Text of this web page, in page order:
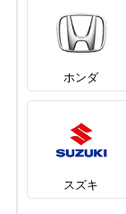
ホンダ
スズキ